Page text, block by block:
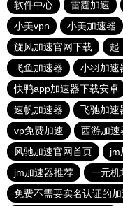
软件中心
雷霆加速
小美vpn
小美加速器
旋风加速官网下载
起
飞鱼加速器
小羽加速
快鸭app加速器下载安卓
速帆加速器
飞驰加速
vp免费加速
西游加速
风驰加速官网首页
jm
jm加速器推荐
一元机
免费不需要实名认证的